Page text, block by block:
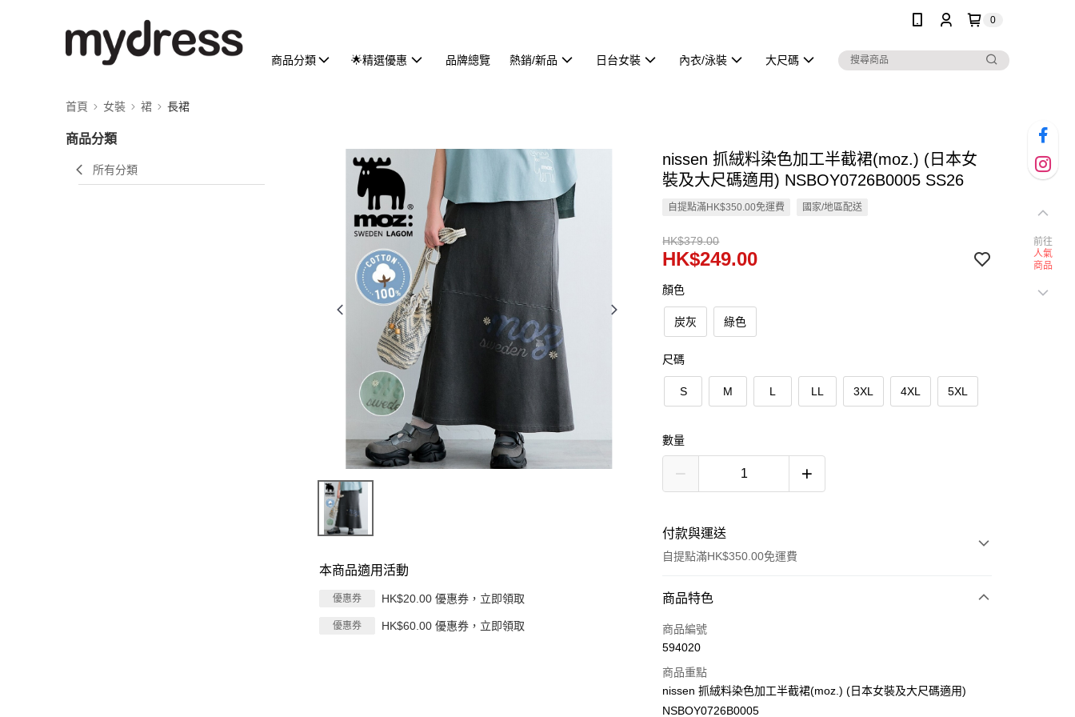
0
商品分類 🌟精選優惠 品牌總覽 熱銷/新品 日台女裝 內衣/泳裝 大尺碼
首頁 女裝 裙 長裙
商品分類
所有分類
本商品適用活動
優惠券 HK$20.00 優惠券，立即領取
優惠券 HK$60.00 優惠券，立即領取
nissen 抓絨料染色加工半截裙(moz.) (日本女
裝及大尺碼適用) NSBOY0726B0005 SS26
自提點滿HK$350.00免運費 國家/地區配送
HK$379.00
HK$249.00
顏色
炭灰 綠色
尺碼
S M L LL 3XL 4XL 5XL
數量
付款與運送
自提點滿HK$350.00免運費
付款方式
信用卡
AlipayHK
商品特色
商品編號
594020
商品重點
nissen 抓絨料染色加工半截裙(moz.) (日本女裝及大尺碼適用)
NSBOY0726B0005
前往
人氣
商品